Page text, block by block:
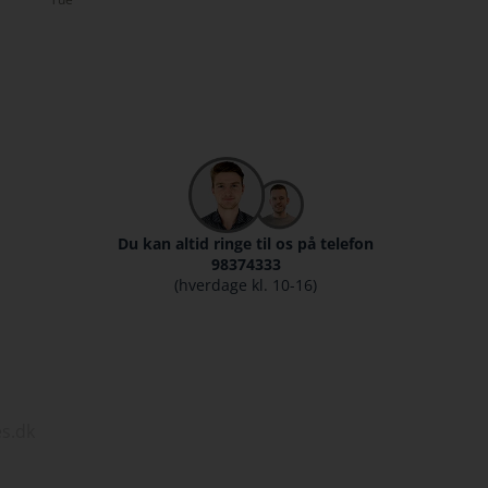
Du kan altid ringe til os på telefon
98374333
(hverdage kl. 10-16)